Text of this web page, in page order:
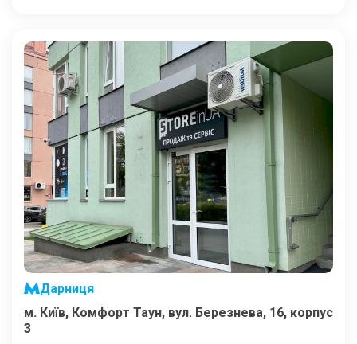
Дарниця
м. Київ, Комфорт Таун, вул. Березнева, 16, корпус
3